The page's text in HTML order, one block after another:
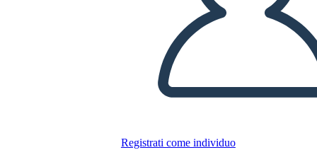
Registrati come individuo